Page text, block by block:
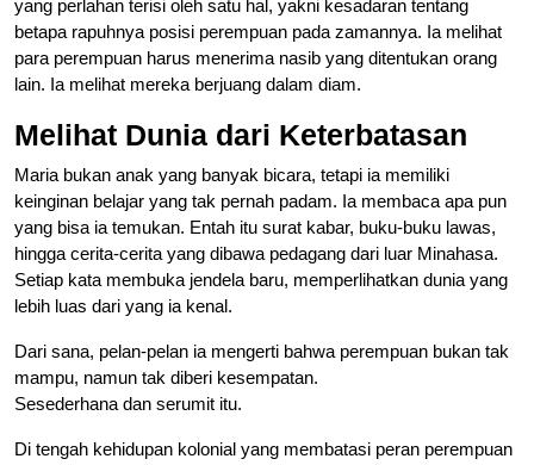
yang perlahan terisi oleh satu hal, yakni kesadaran tentang
betapa rapuhnya posisi perempuan pada zamannya. Ia melihat
para perempuan harus menerima nasib yang ditentukan orang
lain. Ia melihat mereka berjuang dalam diam.
Melihat Dunia dari Keterbatasan
Maria bukan anak yang banyak bicara, tetapi ia memiliki
keinginan belajar yang tak pernah padam. Ia membaca apa pun
yang bisa ia temukan. Entah itu surat kabar, buku-buku lawas,
hingga cerita-cerita yang dibawa pedagang dari luar Minahasa.
Setiap kata membuka jendela baru, memperlihatkan dunia yang
lebih luas dari yang ia kenal.
Dari sana, pelan-pelan ia mengerti bahwa perempuan bukan tak
mampu, namun tak diberi kesempatan.
Sesederhana dan serumit itu.
Di tengah kehidupan kolonial yang membatasi peran perempuan